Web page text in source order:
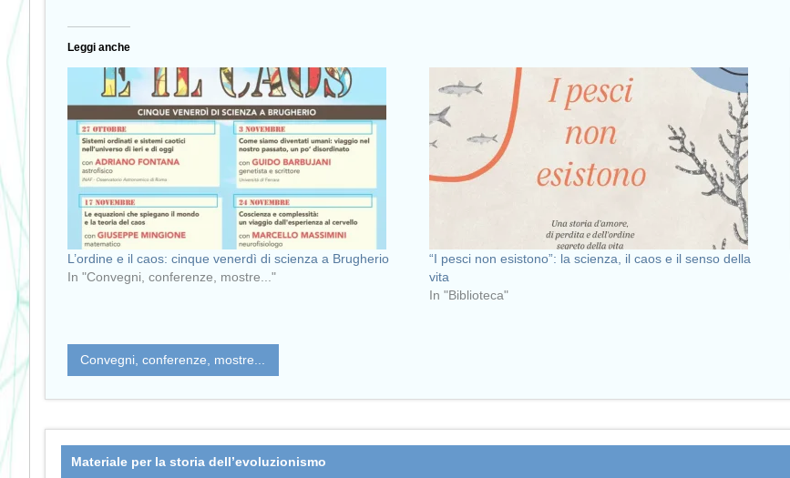
Leggi anche
L’ordine e il caos: cinque venerdì di scienza a Brugherio
In "Convegni, conferenze, mostre..."
“I pesci non esistono”: la scienza, il caos e il senso della
vita
In "Biblioteca"
Convegni, conferenze, mostre...
Materiale per la storia dell’evoluzionismo